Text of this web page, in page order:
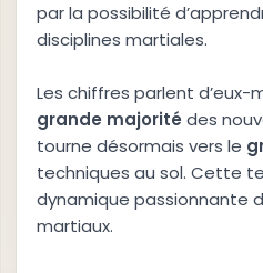
par la possibilité
disciplines martiales.
Les chiffres parlent d’eux-
grande majorité des
tourne désormais vers le g
techniques au sol. Cette
dynamique passionnante
martiaux.